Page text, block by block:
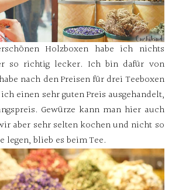
Holzboxen habe ich nichts
so richtig lecker. Ich bin dafür von
nach den Preisen für drei Teeboxen
einen sehr guten Preis ausgehandelt,
Gewürze kann man hier auch
aber sehr selten kochen und nicht so
legen, blieb es beim Tee.